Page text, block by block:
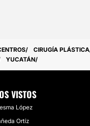
CIRUGÍA PLÁSTICA
YUCATÁN
VISTOS
López
Ortíz